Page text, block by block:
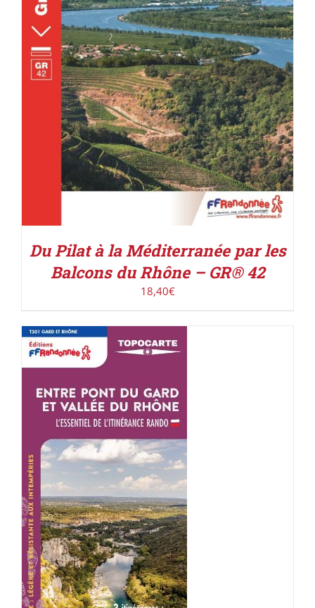
ACHETER LE PRODUIT / DÉTAILS
Du Pilat à la Méditerranée par les
Balcons du Rhône – GR® 42
18,40€
ACHETER LE PRODUIT
/
DÉTAILS